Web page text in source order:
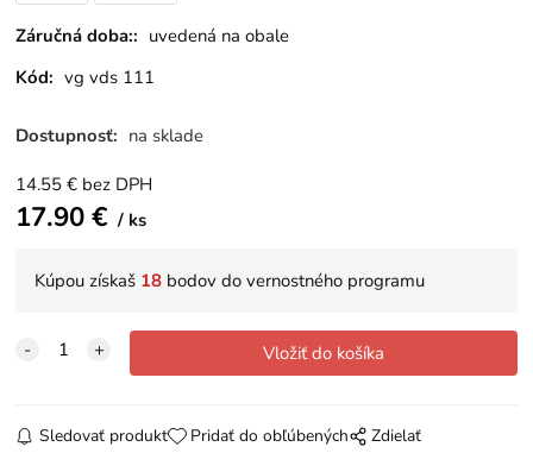
Záručná doba:: uvedená na obale
Kód: vg vds 111
Dostupnosť: na sklade
14.55 € bez DPH
17.90€ ks
Kúpou získaš 18 bodov do vernostného programu
Sledovať produkt Pridať do obľúbených Zdielať